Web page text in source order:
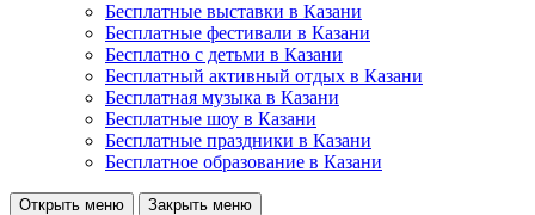
Бесплатные выставки в Казани
Бесплатные фестивали в Казани
Бесплатно с детьми в Казани
Бесплатный активный отдых в Казани
Бесплатная музыка в Казани
Бесплатные шоу в Казани
Бесплатные праздники в Казани
Бесплатное образование в Казани
Открыть меню Закрыть меню